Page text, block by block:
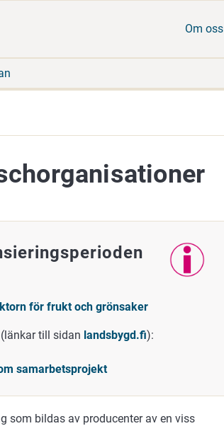
Om oss
för frukt och grönsaker
till sidan landsbygd.fi):
samarbetsprojekt
som bildas av producenter av en viss